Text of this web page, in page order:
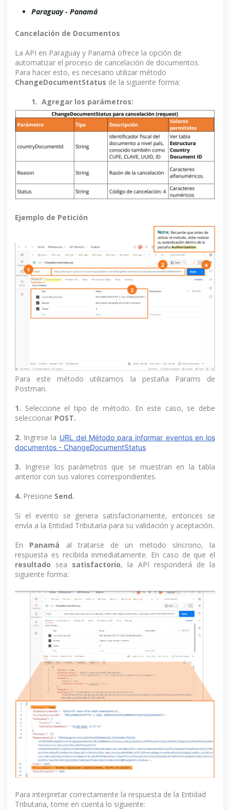
Paraguay - Panamá
Cancelación de Documentos
La API en Paraguay y Panamá ofrece la opción de
automatizar el proceso de cancelación de documentos.
Para hacer esto, es necesario utilizar método
ChangeDocumentStatus de la siguiente forma:
1. Agregar los parámetros:
Ejemplo de Petición
Para este método utilizamos la pestaña Params de
Postman.
1. Seleccione el tipo de método. En este caso, se debe
seleccionar POST.
2. Ingrese la URL del Método para informar eventos en los
documentos - ChangeDocumentStatus
3. Ingrese los parámetros que se muestran en la tabla
anterior con sus valores correspondientes.
4. Presione Send.
Si el evento se genera satisfactoriamente, entonces se
envía a la Entidad Tributaria para su validación y aceptación.
En Panamá al tratarse de un método síncrono, la
respuesta es recibida inmediatamente. En caso de que el
resultado sea satisfactorio, la API responderá de la
siguiente forma:
Para interpretar correctamente la respuesta de la Entidad
Tributaria, tome en cuenta lo siguiente: